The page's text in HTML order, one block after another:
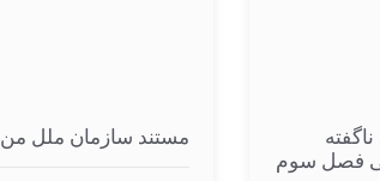
فصل سوم
مستند سازمان ملل من